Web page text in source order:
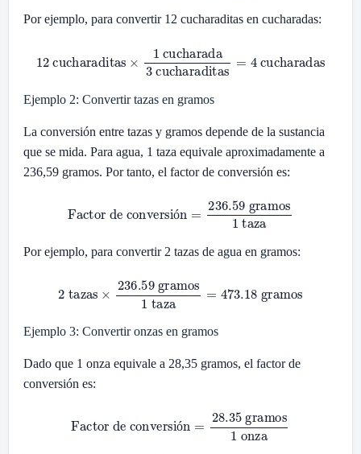
Por ejemplo, para convertir 12 cucharaditas en cucharadas:
cucharada3cucharaditas
cucharadas
Ejemplo 2: Convertir tazas en gramos
La conversión entre tazas y gramos depende de la sustancia
que se mida. Para agua, 1 taza equivale aproximadamente a
236,59 gramos. Por tanto, el factor de conversión es:
ó
236.59gramos1taza
Por ejemplo, para convertir 2 tazas de agua en gramos:
236.59 gramos1taza
Ejemplo 3: Convertir onzas en gramos
Dado que 1 onza equivale a 28,35 gramos, el factor de
conversión es:
ó
28.35gramos1onza